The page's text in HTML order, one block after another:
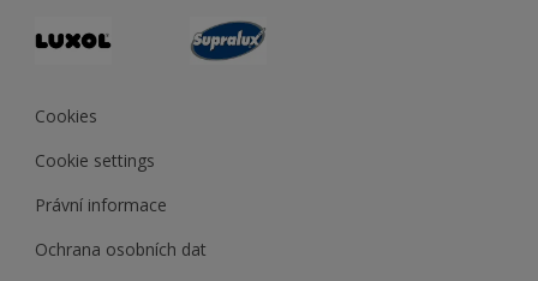
Cookies
Cookie settings
Právní informace
Ochrana osobních dat